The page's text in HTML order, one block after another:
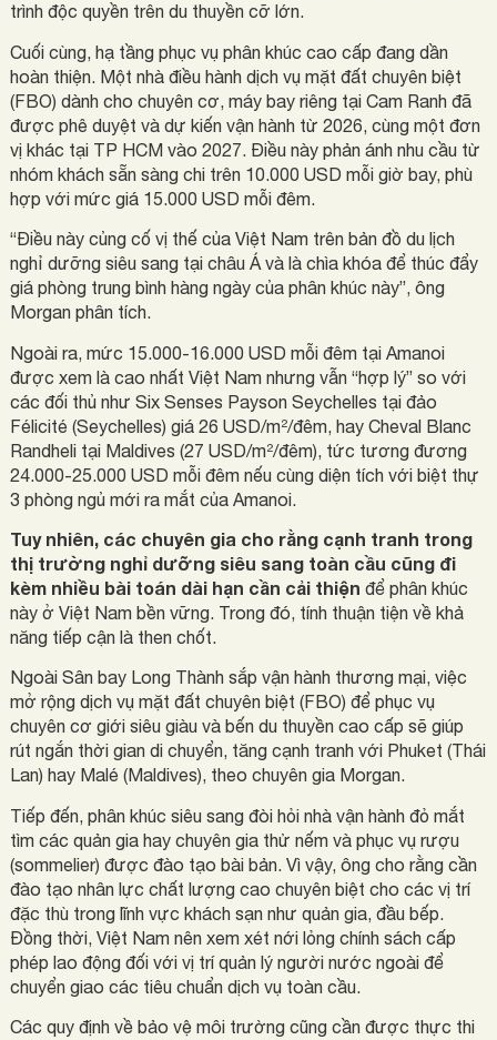
trình độc quyền trên du thuyền cỡ lớn.
Cuối cùng, hạ tầng phục vụ phân khúc cao cấp đang dần
hoàn thiện. Một nhà điều hành dịch vụ mặt đất chuyên biệt
(FBO) dành cho chuyên cơ, máy bay riêng tại Cam Ranh đã
được phê duyệt và dự kiến vận hành từ 2026, cùng một đơn
vị khác tại TP HCM vào 2027. Điều này phản ánh nhu cầu từ
nhóm khách sẵn sàng chi trên 10.000 USD mỗi giờ bay, phù
hợp với mức giá 15.000 USD mỗi đêm.
“Điều này củng cố vị thế của Việt Nam trên bản đồ du lịch
nghỉ dưỡng siêu sang tại châu Á và là chìa khóa để thúc đẩy
giá phòng trung bình hàng ngày của phân khúc này”, ông
Morgan phân tích.
Ngoài ra, mức 15.000-16.000 USD mỗi đêm tại Amanoi
được xem là cao nhất Việt Nam nhưng vẫn “hợp lý” so với
các đối thủ như Six Senses Payson Seychelles tại đảo
Félicité (Seychelles) giá 26 USD/m²/đêm, hay Cheval Blanc
Randheli tại Maldives (27 USD/m²/đêm), tức tương đương
24.000-25.000 USD mỗi đêm nếu cùng diện tích với biệt thự
3 phòng ngủ mới ra mắt của Amanoi.
Tuy nhiên, các chuyên gia cho rằng cạnh tranh trong
thị trường nghỉ dưỡng siêu sang toàn cầu cũng đi
kèm nhiều bài toán dài hạn cần cải thiện để phân khúc
này ở Việt Nam bền vững. Trong đó, tính thuận tiện về khả
năng tiếp cận là then chốt.
Ngoài Sân bay Long Thành sắp vận hành thương mại, việc
mở rộng dịch vụ mặt đất chuyên biệt (FBO) để phục vụ
chuyên cơ giới siêu giàu và bến du thuyền cao cấp sẽ giúp
rút ngắn thời gian di chuyển, tăng cạnh tranh với Phuket (Thái
Lan) hay Malé (Maldives), theo chuyên gia Morgan.
Tiếp đến, phân khúc siêu sang đòi hỏi nhà vận hành đỏ mắt
tìm các quản gia hay chuyên gia thử nếm và phục vụ rượu
(sommelier) được đào tạo bài bản. Vì vậy, ông cho rằng cần
đào tạo nhân lực chất lượng cao chuyên biệt cho các vị trí
đặc thù trong lĩnh vực khách sạn như quản gia, đầu bếp.
Đồng thời, Việt Nam nên xem xét nới lỏng chính sách cấp
phép lao động đối với vị trí quản lý người nước ngoài để
chuyển giao các tiêu chuẩn dịch vụ toàn cầu.
Các quy định về bảo vệ môi trường cũng cần được thực thi